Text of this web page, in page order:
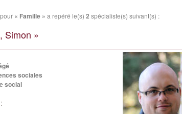
« Famille » a repéré le(s) 2 spécialiste(s) suivant(s) :
Simon »
sociales
social